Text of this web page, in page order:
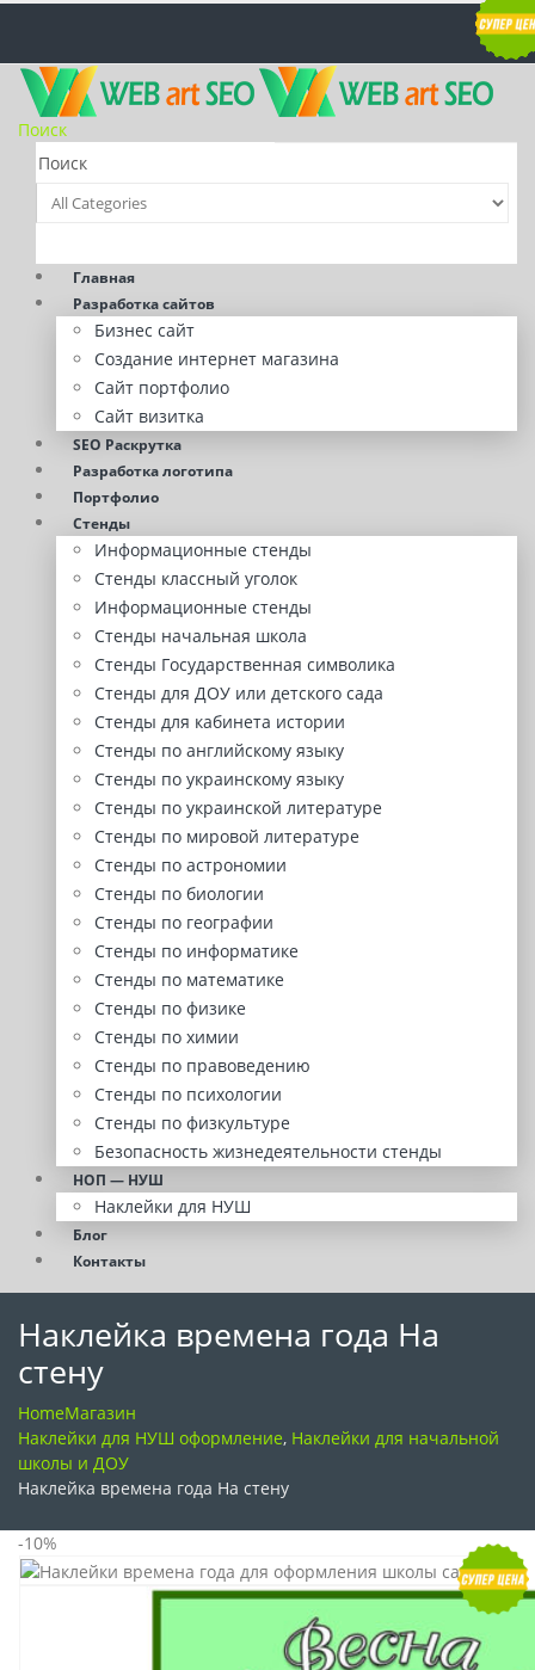
Поиск
Главная
Разработка сайтов
Бизнес сайт
Создание интернет магазина
Сайт портфолио
Сайт визитка
SEO Раскрутка
Разработка логотипа
Портфолио
Стенды
Информационные стенды
Стенды классный уголок
Информационные стенды
Стенды начальная школа
Стенды Государственная символика
Стенды для ДОУ или детского сада
Стенды для кабинета истории
Стенды по английскому языку
Стенды по украинскому языку
Стенды по украинской литературе
Стенды по мировой литературе
Стенды по астрономии
Стенды по биологии
Стенды по географии
Стенды по информатике
Стенды по математике
Стенды по физике
Стенды по химии
Стенды по правоведению
Стенды по психологии
Стенды по физкультуре
Безопасность жизнедеятельности стенды
НОП — НУШ
Наклейки для НУШ
Блог
Контакты
Наклейка времена года На
стену
HomeМагазин
Наклейки для НУШ оформление, Наклейки для начальной
школы и ДОУ
Наклейка времена года На стену
-10%